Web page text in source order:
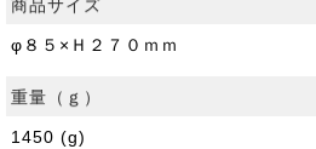
商品サイズ
φ８５×Ｈ２７０ｍｍ
重量（ｇ）
1450 (g)